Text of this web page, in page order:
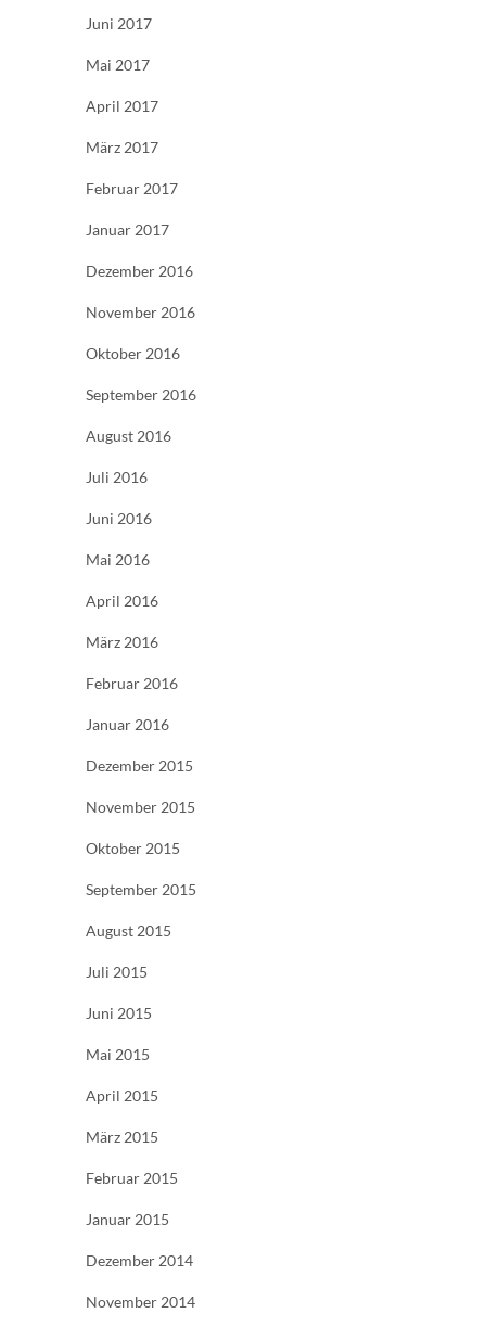
Juni 2017
Mai 2017
April 2017
März 2017
Februar 2017
Januar 2017
Dezember 2016
November 2016
Oktober 2016
September 2016
August 2016
Juli 2016
Juni 2016
Mai 2016
April 2016
März 2016
Februar 2016
Januar 2016
Dezember 2015
November 2015
Oktober 2015
September 2015
August 2015
Juli 2015
Juni 2015
Mai 2015
April 2015
März 2015
Februar 2015
Januar 2015
Dezember 2014
November 2014